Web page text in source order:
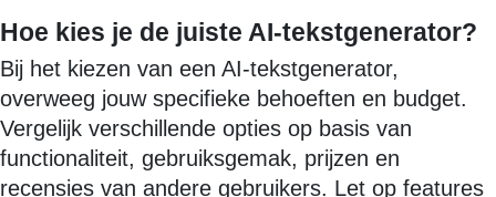
Hoe kies je de juiste AI-tekstgenerator?
Bij het kiezen van een AI-tekstgenerator,
overweeg jouw specifieke behoeften en budget.
Vergelijk verschillende opties op basis van
functionaliteit, gebruiksgemak, prijzen en
recensies van andere gebruikers. Let op features